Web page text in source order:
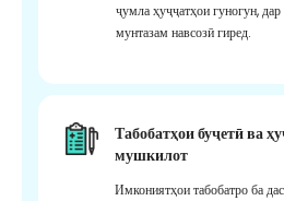
ҷумла ҳуҷҷатҳои гуногун,
мунтазам навсозӣ гиред.
Табобатҳои буҷетӣ ва
мушкилот
Имкониятҳои табобатро ба